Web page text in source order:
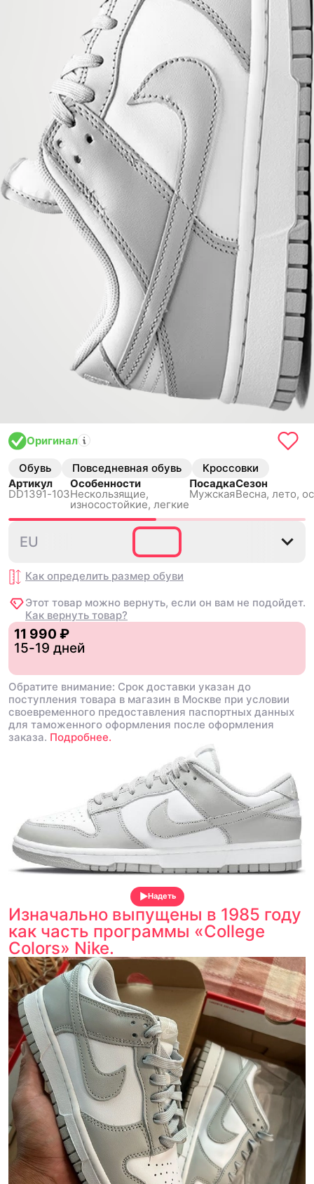
Оригинал
Обувь Повседневная обувь
Кроссовки
Артикул
DD1391-103
Особенности
Нескользящиe,
износостойкие, легкие
Посадка
Мужская
Сезон
Весна, лето,
41
EU
Как определить размер обуви
Этот товар можно вернуть, если он вам не подойдет.
Как вернуть товар?
11 990 ₽
15-19 дней
Обратите внимание: Срок доставки указан до
поступления товара в магазин в Москве при условии
своевременного предоставления паспортных данных
для таможенного оформления после оформления
заказа. Подробнее.
Надеть
Изначально выпущены в 1985 году
как часть программы «College
Colors» Nike.